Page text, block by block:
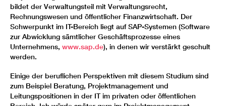
bildet der Verwaltungsteil mit Verwaltungsrecht,
Rechnungswesen und öffentlicher Finanzwirtschaft. Der
Schwerpunkt im IT-Bereich liegt auf SAP-Systemen (Software
zur Abwicklung sämtlicher Geschäftsprozesse eines
Unternehmens, www.sap.de), in denen wir verstärkt geschult
werden.
Einige der beruflichen Perspektiven mit diesem Studium sind
zum Beispiel Beratung, Projektmanagement und
Leitungspositionen in der IT im privaten oder öffentlichen